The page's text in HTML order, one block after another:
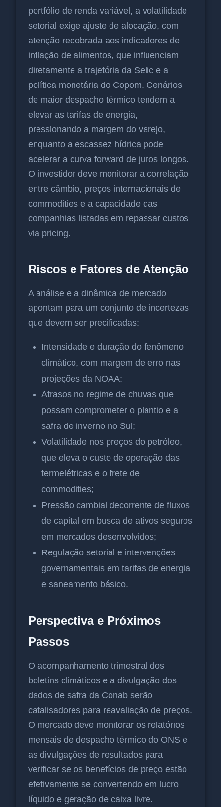
portfólio de renda variável, a volatilidade
setorial exige ajuste de alocação, com
atenção redobrada aos indicadores de
inflação de alimentos, que influenciam
diretamente a trajetória da Selic e a
política monetária do Copom. Cenários
de maior despacho térmico tendem a
elevar as tarifas de energia,
pressionando a margem do varejo,
enquanto a escassez hídrica pode
acelerar a curva forward de juros longos.
O investidor deve monitorar a correlação
entre câmbio, preços internacionais de
commodities e a capacidade das
companhias listadas em repassar custos
via pricing.
Riscos e Fatores de Atenção
A análise e a dinâmica de mercado
apontam para um conjunto de incertezas
que devem ser precificadas:
Intensidade e duração do fenômeno
climático, com margem de erro nas
projeções da NOAA;
Atrasos no regime de chuvas que
possam comprometer o plantio e a
safra de inverno no Sul;
Volatilidade nos preços do petróleo,
que eleva o custo de operação das
termelétricas e o frete de
commodities;
Pressão cambial decorrente de fluxos
de capital em busca de ativos seguros
em mercados desenvolvidos;
Regulação setorial e intervenções
governamentais em tarifas de energia
e saneamento básico.
Perspectiva e Próximos
Passos
O acompanhamento trimestral dos
boletins climáticos e a divulgação dos
dados de safra da Conab serão
catalisadores para reavaliação de preços.
O mercado deve monitorar os relatórios
mensais de despacho térmico do ONS e
as divulgações de resultados para
verificar se os benefícios de preço estão
efetivamente se convertendo em lucro
líquido e geração de caixa livre.